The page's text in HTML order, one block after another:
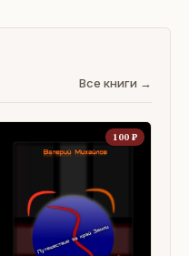
Все книги →
100 ₽